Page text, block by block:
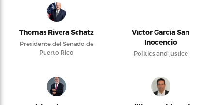
Thomas Rivera Schatz
Presidente del Senado de
Puerto Rico
Víctor García San
Inocencio
Politics and justice